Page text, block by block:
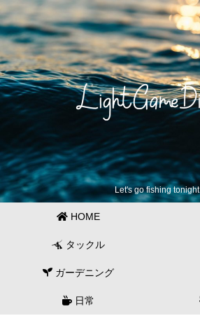
Let's go fishing tonight
HOME
タックル
ガーデニング
日常